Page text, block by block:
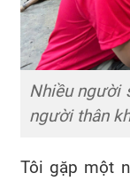
Nhiều người
người thân
Tôi gặp một